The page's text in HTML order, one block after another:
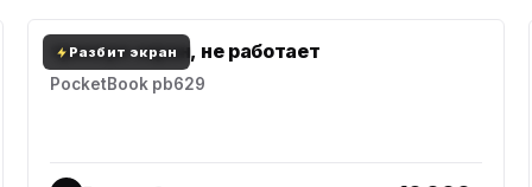
Разбит экран
треснул экран, не работает
PocketBook pb629